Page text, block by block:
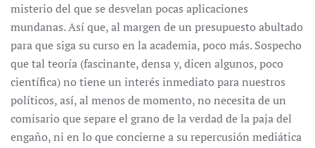
misterio del que se desvelan pocas aplicaciones
mundanas. Así que, al margen de un presupuesto abultado
para que siga su curso en la academia, poco más. Sospecho
que tal teoría (fascinante, densa y, dicen algunos, poco
científica) no tiene un interés inmediato para nuestros
políticos, así, al menos de momento, no necesita de un
comisario que separe el grano de la verdad de la paja del
engaño, ni en lo que concierne a su repercusión mediática